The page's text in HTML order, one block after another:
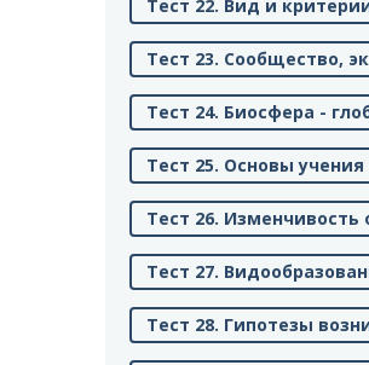
Тест 22. Вид и
Тест 23. Сообщество,
Тест 24. Биосфера -
Тест 25. Основы
Тест 26. Изменчивость
Тест 27.
Тест 28. Гипотезы